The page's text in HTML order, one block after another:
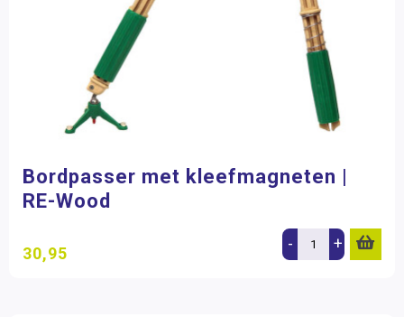
Bordpasser met kleefmagneten |
RE-Wood
30,95 - +